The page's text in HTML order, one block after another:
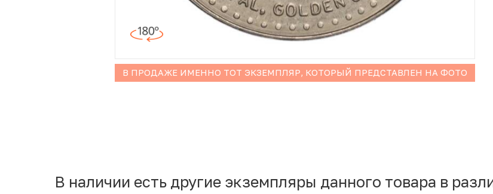
В ПРОДАЖЕ ИМЕННО ТОТ ЭКЗЕМПЛЯР, КОТОРЫЙ ПРЕДСТАВЛЕН НА ФОТО
В наличии есть другие экземпляры данного товара в